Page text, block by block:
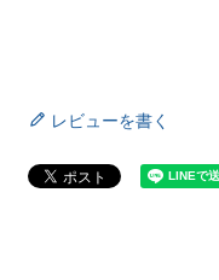
レビューを書く